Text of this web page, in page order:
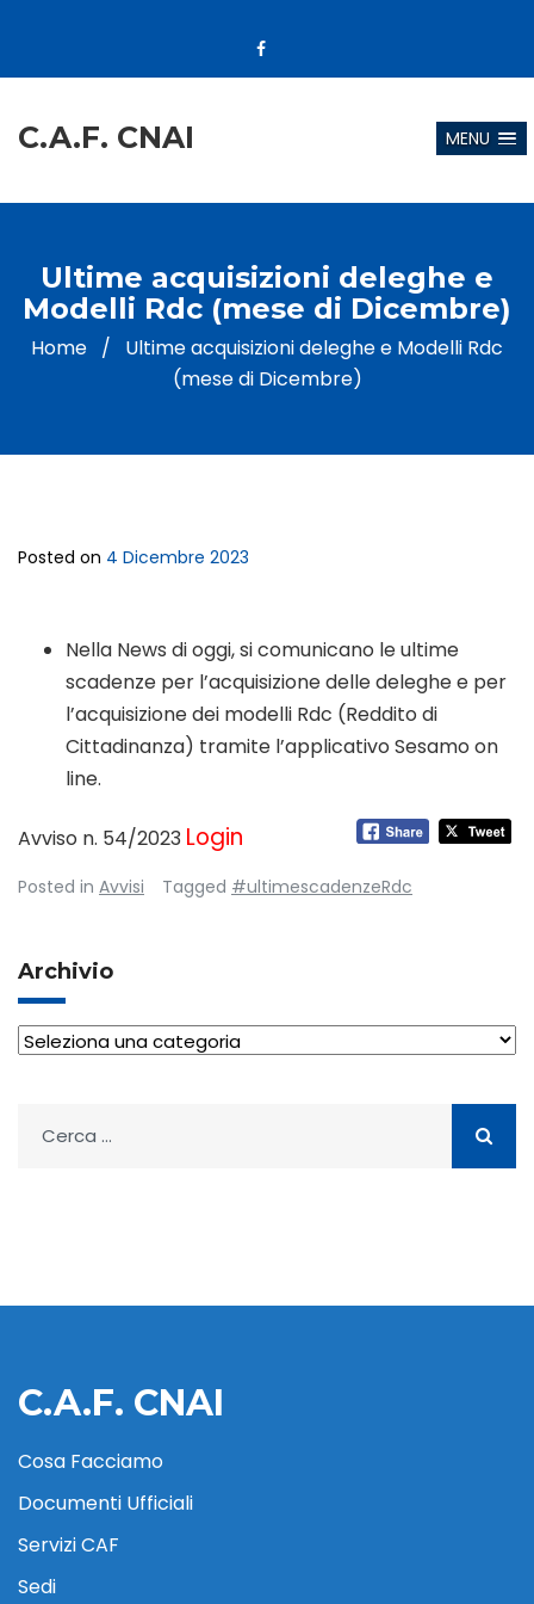
C.A.F. CNAI MENU
Ultime acquisizioni deleghe e
Modelli Rdc (mese di Dicembre)
Home / Ultime acquisizioni deleghe e Modelli Rdc
(mese di Dicembre)
Posted on 4 Dicembre 2023
Nella News di oggi, si comunicano le ultime
scadenze per l’acquisizione delle deleghe e per
l’acquisizione dei modelli Rdc (Reddito di
Cittadinanza) tramite l’applicativo Sesamo on
line.
Avviso n. 54/2023 Login
Posted in Avvisi Tagged #ultimescadenzeRdc
Archivio
Archivio
per:
C.A.F. CNAI
Cosa Facciamo
Documenti Ufficiali
Servizi CAF
Sedi